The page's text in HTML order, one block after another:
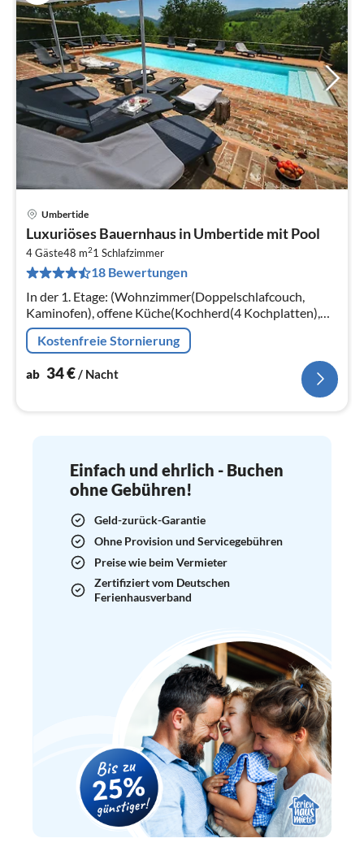
Umbertide
Luxuriöses Bauernhaus in Umbertide mit Pool
4 Gäste48 m21 Schlafzimmer
18 Bewertungen
In der 1. Etage: (Wohnzimmer(Doppelschlafcouch,
Kaminofen), offene Küche(Kochherd(4 Kochplatten),
Kaffeemaschine(Espresso), Mikrowelle,
Kühl-/Gefrierkombination)
Kostenfreie Stornierung
ab 34€/ Nacht
Einfach und ehrlich - Buchen
ohne Gebühren!
Geld-zurück-Garantie
Ohne Provision und Servicegebühren
Preise wie beim Vermieter
Zertifiziert vom Deutschen
Ferienhausverband